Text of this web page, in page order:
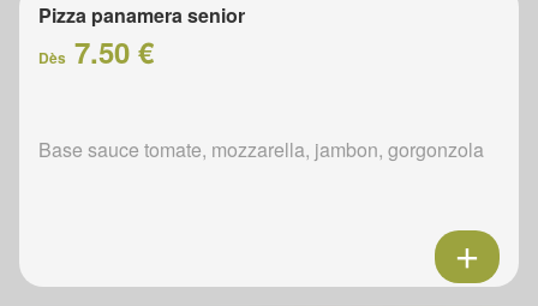
Pizza panamera senior
Dès 7.50 €
Base sauce tomate, mozzarella, jambon, gorgonzola